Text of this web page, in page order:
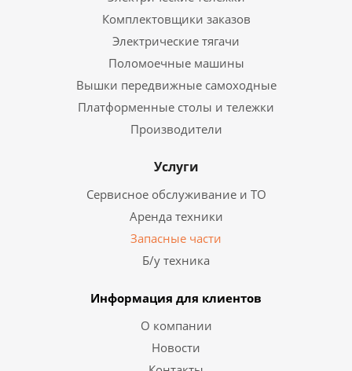
Комплектовщики заказов
Электрические тягачи
Поломоечные машины
Вышки передвижные самоходные
Платформенные столы и тележки
Производители
Услуги
Сервисное обслуживание и ТО
Аренда техники
Запасные части
Б/у техника
Информация для клиентов
О компании
Новости